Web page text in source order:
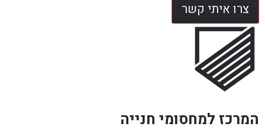
צרו איתי קשר
המרכז למחסומי חנייה